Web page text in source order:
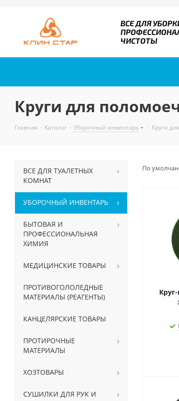
ВСЕ ДЛЯ
ЧИСТОТЫ
Круги для
Главная - Каталог - Уборочный инвентарь - Круги
По
ВСЕ ДЛЯ ТУАЛЕТНЫХ
КОМНАТ
УБОРОЧНЫЙ ИНВЕНТАРЬ
БЫТОВАЯ И
ПРОФЕССИОНАЛЬНАЯ
ХИМИЯ
МЕДИЦИНСКИЕ ТОВАРЫ
ПРОТИВОГОЛОЛЕДНЫЕ
МАТЕРИАЛЫ (РЕАГЕНТЫ)
КАНЦЕЛЯРСКИЕ ТОВАРЫ
ПРОТИРОЧНЫЕ
МАТЕРИАЛЫ
ХОЗТОВАРЫ
СУШИЛКИ ДЛЯ РУК И